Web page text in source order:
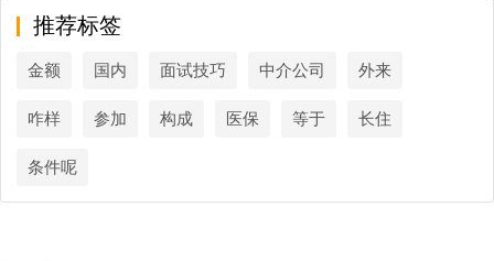
推荐标签
金额 国内 面试技巧 中介公司 外来
咋样 参加 构成 医保 等于 长住
条件呢